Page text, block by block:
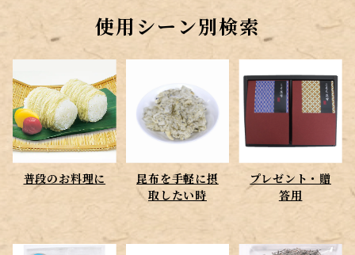
昆布を手軽に摂取したい時
プレゼント・贈答用
ちょっとしたおやつに
酒のお供のおつまみに
使用シーン別検索
普段のお料理に
昆布を手軽に摂
取したい時
プレゼント・贈
答用